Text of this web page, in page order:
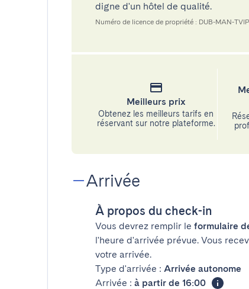
digne d'un hôtel de qualité.
Numéro de licence de propriété : DUB-MAN-
Meilleurs prix
Obtenez les meilleurs tarifs en
réservant sur notre plateforme.
Arrivée
À propos du check-in
Vous devrez remplir le formulaire
l'heure d'arrivée prévue. Vous
votre arrivée.
Type d'arrivée : Arrivée autonome
Arrivée : à partir de 16:00